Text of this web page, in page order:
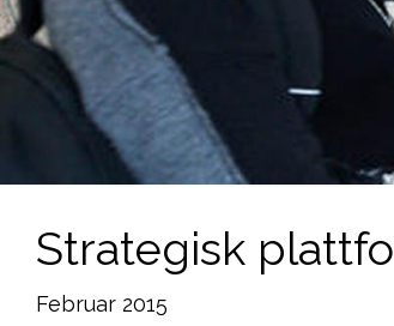
Strategisk
Februar 2015